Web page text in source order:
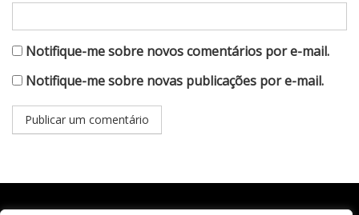
Notifique-me sobre novos comentários por e-mail.
Notifique-me sobre novas publicações por e-mail.